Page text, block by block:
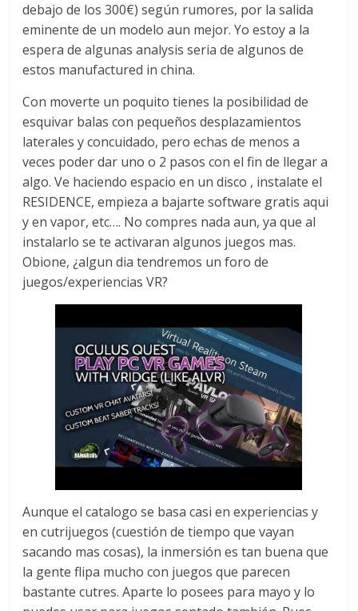
debajo de los 300€) según rumores, por la salida
eminente de un modelo aun mejor. Yo estoy a la
espera de algunas analysis seria de algunos de
estos manufactured in china.
Con moverte un poquito tienes la posibilidad de
esquivar balas con pequeños desplazamientos
laterales y concuidado, pero echas de menos a
veces poder dar uno o 2 pasos con el fin de llegar a
algo. Ve haciendo espacio en un disco , instalate el
RESIDENCE, empieza a bajarte software gratis aqui
y en vapor, etc…. No compres nada aun, ya que al
instalarlo se te activaran algunos juegos mas.
Obione, ¿algun dia tendremos un foro de
juegos/experiencias VR?
Aunque el catalogo se basa casi en experiencias y
en cutrijuegos (cuestión de tiempo que vayan
sacando mas cosas), la inmersión es tan buena que
la gente flipa mucho con juegos que parecen
bastante cutres. Aparte lo posees para mayo y lo